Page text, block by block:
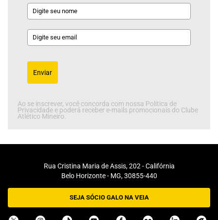
Enviar
Ao se inscrever, você concorda com nossa Política de
Privacidade e poderá receber e-mails promocionais do Clube
Atlético Mineiro.
Rua Cristina Maria de Assis, 202 - Califórnia
Belo Horizonte - MG, 30855-440
SEJA SÓCIO GALO NA VEIA